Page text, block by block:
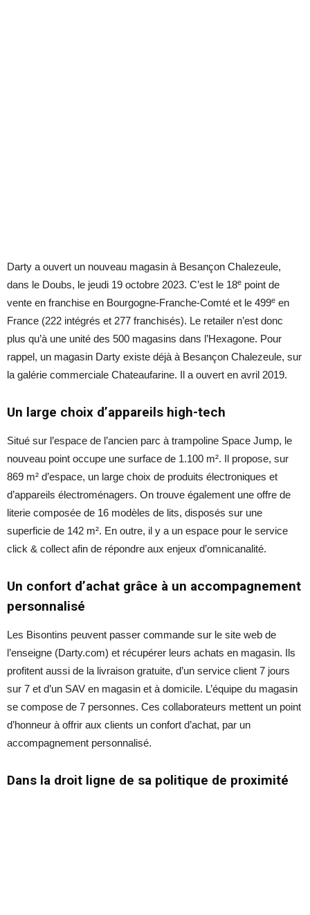
Darty a ouvert un nouveau magasin à Besançon Chalezeule,
dans le Doubs, le jeudi 19 octobre 2023. C’est le 18e point de
vente en franchise en Bourgogne-Franche-Comté et le 499e en
France (222 intégrés et 277 franchisés). Le retailer n’est donc
plus qu’à une unité des 500 magasins dans l’Hexagone. Pour
rappel, un magasin Darty existe déjà à Besançon Chalezeule, sur
la galérie commerciale Chateaufarine. Il a ouvert en avril 2019.
Un large choix d’appareils high-tech
Situé sur l’espace de l’ancien parc à trampoline Space Jump, le
nouveau point occupe une surface de 1.100 m². Il propose, sur
869 m² d’espace, un large choix de produits électroniques et
d’appareils électroménagers. On trouve également une offre de
literie composée de 16 modèles de lits, disposés sur une
superficie de 142 m². En outre, il y a un espace pour le service
click & collect afin de répondre aux enjeux d’omnicanalité.
Un confort d’achat grâce à un accompagnement
personnalisé
Les Bisontins peuvent passer commande sur le site web de
l’enseigne (Darty.com) et récupérer leurs achats en magasin. Ils
profitent aussi de la livraison gratuite, d’un service client 7 jours
sur 7 et d’un SAV en magasin et à domicile. L’équipe du magasin
se compose de 7 personnes. Ces collaborateurs mettent un point
d’honneur à offrir aux clients un confort d’achat, par un
accompagnement personnalisé.
Dans la droit ligne de sa politique de proximité